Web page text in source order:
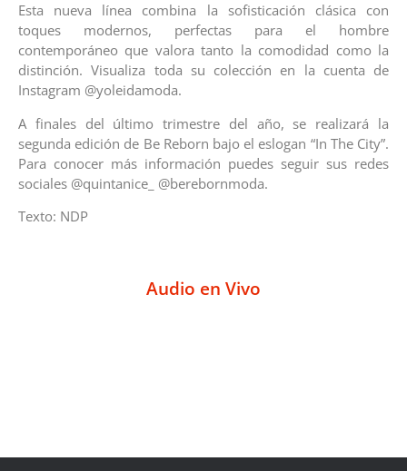
Esta nueva línea combina la sofisticación clásica con
toques modernos, perfectas para el hombre
contemporáneo que valora tanto la comodidad como la
distinción. Visualiza toda su colección en la cuenta de
Instagram @yoleidamoda.
A finales del último trimestre del año, se realizará la
segunda edición de Be Reborn bajo el eslogan “In The City”.
Para conocer más información puedes seguir sus redes
sociales @quintanice_ @berebornmoda.
Texto: NDP
Audio en Vivo